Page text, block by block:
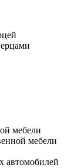
мебели
мебели
автомобилей